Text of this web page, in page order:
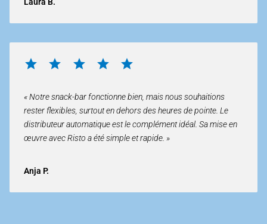
« Notre snack-bar fonctionne bien, mais nous souhaitions
rester flexibles, surtout en dehors des heures de pointe. Le
distributeur automatique est le complément idéal. Sa mise en
œuvre avec Risto a été simple et rapide. »
Anja P.